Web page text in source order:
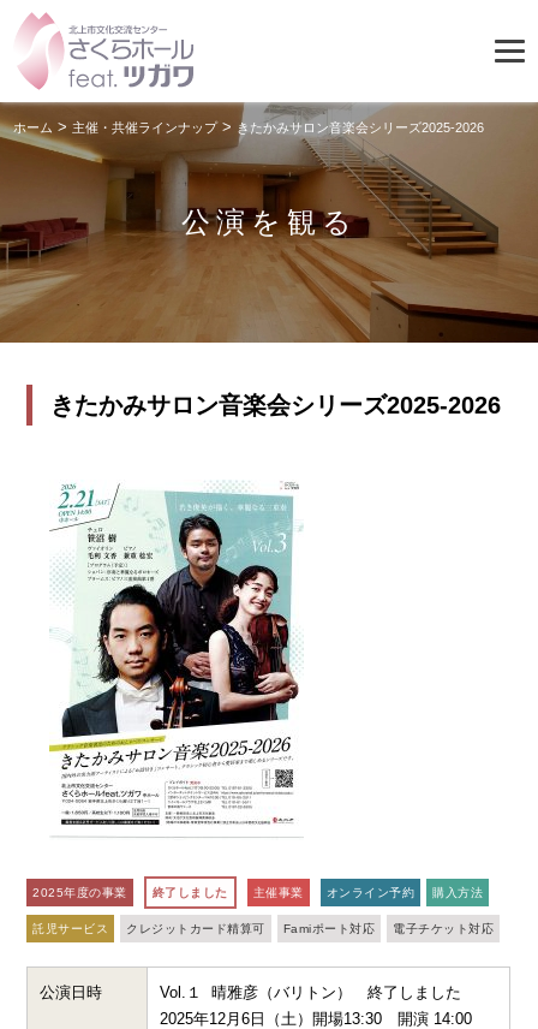
公演を観る
ホーム >主催・共催ラインナップ> きたかみサロン音楽会シリーズ2025-2026
きたかみサロン音楽会シリーズ2025-2026
2025年度の事業 終了しました 主催事業 オンライン予約 購入方法
託児サービス クレジットカード精算可 Famiポート対応 電子チケット対応
公演日時
Vol.１ 晴雅彦（バリトン） 終了しました
2025年12月6日（土）開場13:30 開演 14:00